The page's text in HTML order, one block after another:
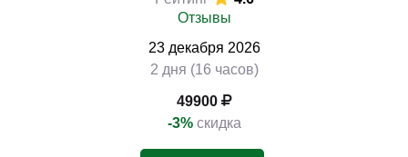
Отзывы
23 декабря 2026
2 дня (16 часов)
49900
-3% скидка